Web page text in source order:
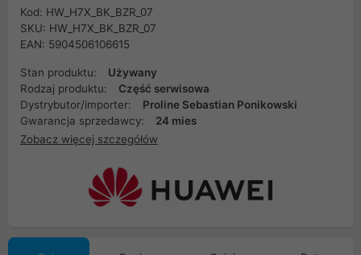
Kod: HW_H7X_BK_BZR_07
SKU: HW_H7X_BK_BZR_07
EAN: 5904506106615
Stan produktu:
Używany
Rodzaj produktu:
Część serwisowa
Dystrybutor/importer:
Proline Sebastian Ponikowski
Gwarancja sprzedawcy:
24 mies
Zobacz więcej szczegółów